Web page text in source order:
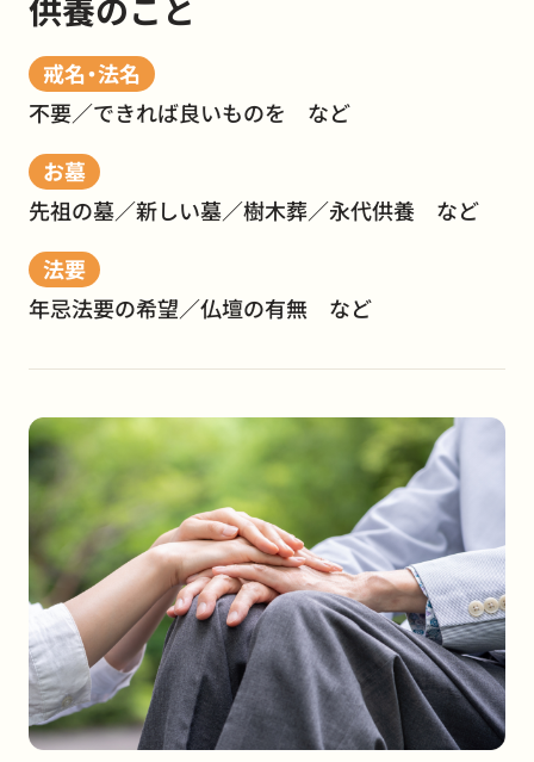
戒名・法名
不要／できれば良いものを など
お墓
先祖の墓／新しい墓／樹木葬／永代供養 など
法要
年忌法要の希望／仏壇の有無 など